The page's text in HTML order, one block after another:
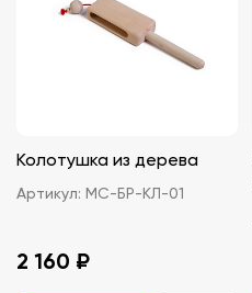
Колотушка из дерева
Артикул: МС-БР-КЛ-01
2 160 ₽